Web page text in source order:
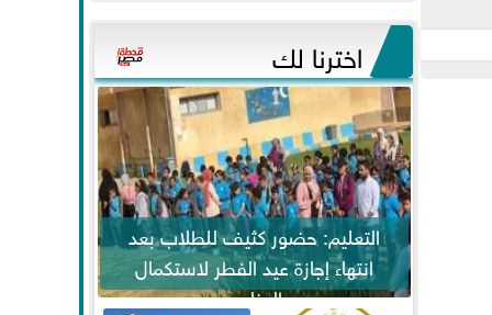
اخترنا لك
التعليم: حضور كثيف للطلاب بعد
انتهاء إجازة عيد الفطر لاستكمال
المناهج